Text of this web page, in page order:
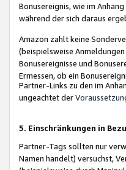
Bonusereignis, wie im
während der sich daraus
Amazon zahlt keine
(beispielsweise
Bonusereignisse und
Ermessen, ob ein
Partner-Links zu den im
ungeachtet der
5. Einschränkungen in
Partner-Tags sollten nur
Namen handelt) versuchst,